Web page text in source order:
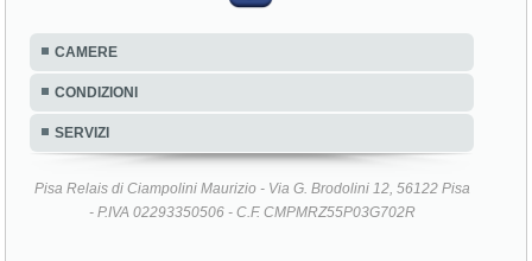
CAMERE
CONDIZIONI
SERVIZI
Pisa Relais di Ciampolini Maurizio - Via G. Brodolini 12, 56122 Pisa
- P.IVA 02293350506 - C.F. CMPMRZ55P03G702R